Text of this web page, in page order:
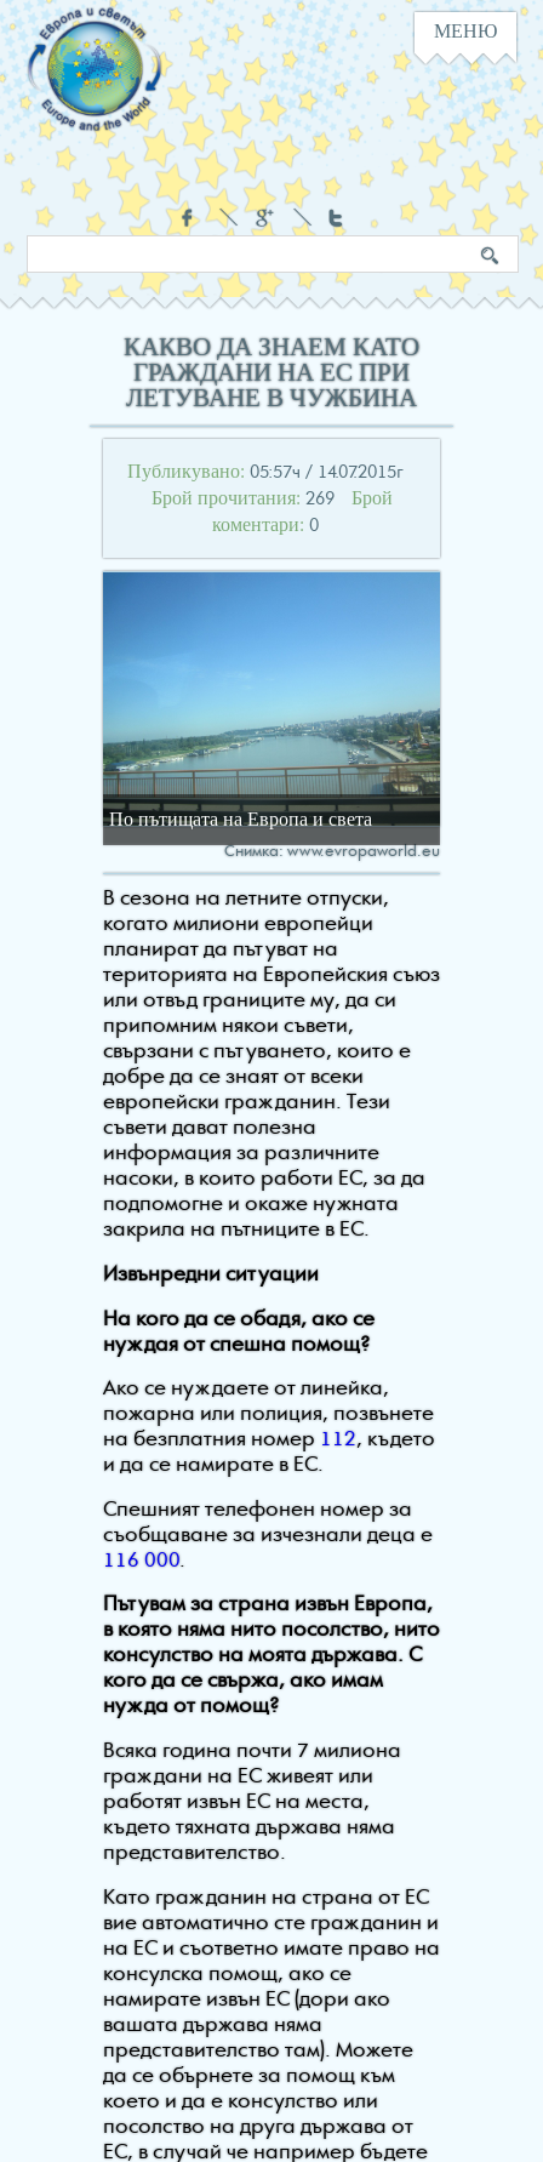
Навигация
МЕНЮ
Социални
в
сайта
дума
КАКВО ДА ЗНАЕМ КАТО
ГРАЖДАНИ НА ЕС ПРИ
ЛЕТУВАНЕ В ЧУЖБИНА
Публикувано: 05:57ч / 14.07.2015г
Брой прочитания: 269
Брой
коментари: 0
По пътищата на Европа и света
Снимка: www.evropaworld.eu
В сезона на летните отпуски,
когато милиони европейци
планират да пътуват на
територията на Европейския съюз
или отвъд границите му,да си
припомним някои съвети,
свързани с пътуването, които е
добре да се знаят от всеки
европейски гражданин. T ези
съвети дават полезна
информация за различните
насоки, в които работи ЕС, за да
подпомогне и окаже нужната
закрила на пътниците в ЕС.
Извънредни ситуации
На кого да се обадя, ако се
нуждая от спешна помощ?
Ако се нуждаете от линейка,
пожарна или полиция, позвънете
на безплатния номер 112, където
и да се намирате в ЕС.
Спешният телефонен номер за
съобщаване за изчезнали деца е
116 000.
Пътувам за страна извън Европа,
в която няма нито посолство, нито
консулство на моята държава. С
кого да се свържа, ако имам
нужда от помощ?
Всяка година почти 7 милиона
граждани на ЕС живеят или
работят извън ЕС на места,
където тяхната държава няма
представителство.
Като гражданин на страна от ЕС
вие автоматично сте гражданин и
на ЕС и съответно имате право на
консулска помощ, ако се
намирате извън ЕС (дори ако
вашата държава няма
представителство там). Можете
да се обърнете за помощ към
което и да е консулство или
посолство на друга държава от
ЕС, в случай че например бъдете